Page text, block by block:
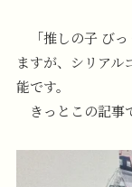
「推しの子 びっ
ますが、シリアル
能です。
きっとこの記事